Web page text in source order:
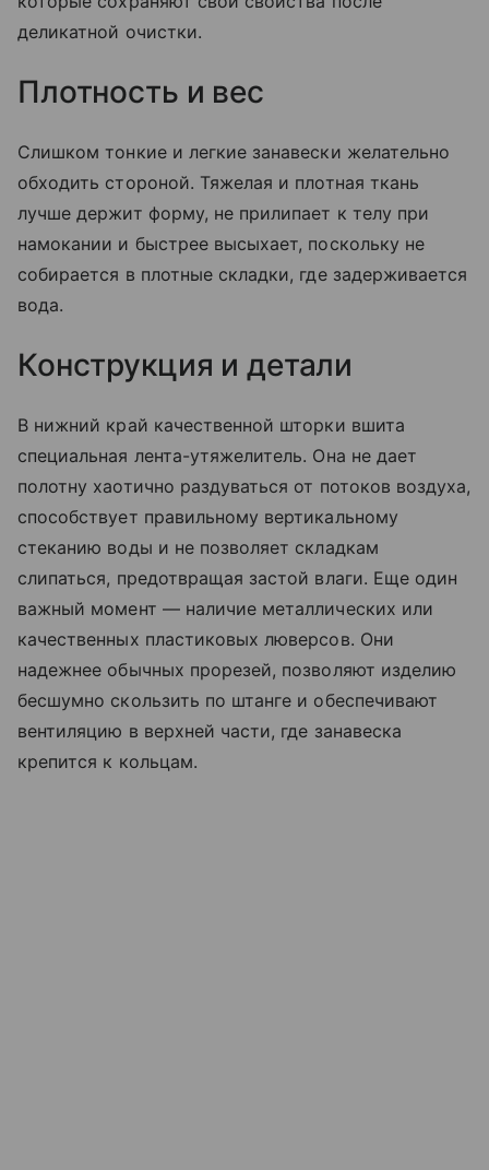
деликатной очистки.
Плотность и вес
Слишком тонкие и легкие занавески желательно
обходить стороной. Тяжелая и плотная ткань
лучше держит форму, не прилипает к телу при
намокании и быстрее высыхает, поскольку не
собирается в плотные складки, где задерживается
вода.
Конструкция и детали
В нижний край качественной шторки вшита
специальная лента-утяжелитель. Она не дает
полотну хаотично раздуваться от потоков воздуха,
способствует правильному вертикальному
стеканию воды и не позволяет складкам
слипаться, предотвращая застой влаги. Еще один
важный момент — наличие металлических или
качественных пластиковых люверсов. Они
надежнее обычных прорезей, позволяют изделию
бесшумно скользить по штанге и обеспечивают
вентиляцию в верхней части, где занавеска
крепится к кольцам.